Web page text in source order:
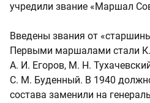
учредили звание «Маршал
Введены звания от
Первыми маршалами стали
А. И. Егоров, М. Н.
С. М. Буденный. В 1940
состава заменили на